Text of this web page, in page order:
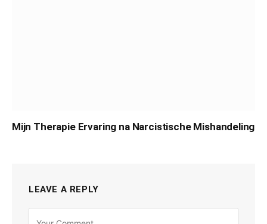
Mijn Therapie Ervaring na Narcistische Mishandeling
LEAVE A REPLY